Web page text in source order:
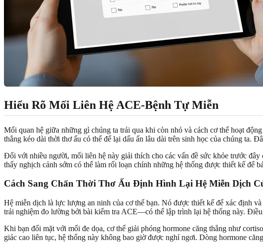
Hiểu Rõ Mối Liên Hệ ACE-Bệnh Tự Miễn
Mối quan hệ giữa những gì chúng ta trải qua khi còn nhỏ và cách cơ thể hoạt
thẳng kéo dài thời thơ ấu có thể để lại dấu ấn lâu dài trên sinh học của chúng ta.
Đối với nhiều người, mối liên hệ này giải thích cho các vấn đề sức khỏe trước
thấy nghịch cảnh sớm có thể làm rối loạn chính những hệ thống được thiết kế để
Cách Sang Chấn Thời Thơ Ấu Định Hình Lại Hệ Miễn Dịch
Hệ miễn dịch là lực lượng an ninh của cơ thể bạn. Nó được thiết kế để xác định
trải nghiệm đo lường bởi bài kiểm tra ACE—có thể lập trình lại hệ thống này.
Khi bạn đối mặt với mối đe dọa, cơ thể giải phóng hormone căng thẳng như
giác cao liên tục, hệ thống này không bao giờ được nghỉ ngơi. Dòng hormone